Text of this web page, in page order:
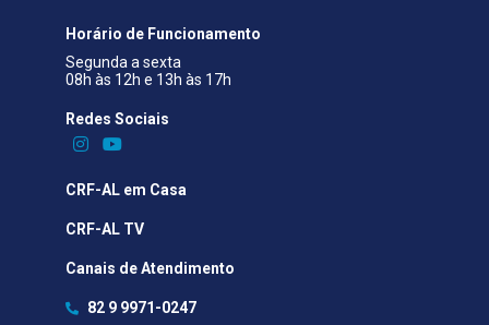
Horário de Funcionamento
Segunda a sexta
08h às 12h e 13h às 17h
Redes Sociais​
CRF-AL em Casa
CRF-AL TV
Canais de Atendimento
82 9 9971-0247